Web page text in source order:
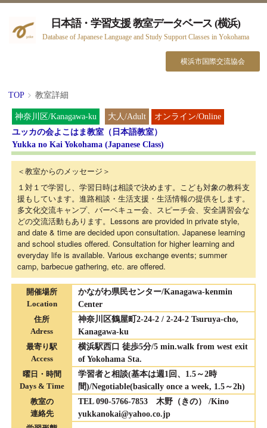
日本語・学習支援 教室データベース (横浜)
Database of Japanese Language and Study Support Classes in Yokohama
横浜市国際交流協会
TOP 教室詳細
神奈川区/Kanagawa-ku 大人/Adult
オンライン/Online
ユッカの会よこはま教室（日本語教室）
Yukka no Kai Yokohama (Japanese Class)
＜教室からのメッセージ＞
１対１で学習し、学習日時は相談で決めます。こども対象の教科支
援もしています。進路相談・生活支援・生活情報の提供をします。
多文化交流キャンプ、バーベキュー会、スピーチ会、安全講習会な
どの交流活動もあります。Lessons are provided in private style,
and date & time are decided upon consultation. Japanese learning
and school studies offered. Consultation for higher learning and
everyday life is available. Various exchange events; summer
camp, barbecue gathering, etc. are offered.
開催場所
Location
かながわ県民センター/Kanagawa-kenmin
Center
住所
Adress
神奈川区鶴屋町2-24-2 / 2-24-2 Tsuruya-cho,
Kanagawa-ku
最寄り駅
Access
横浜駅西口 徒歩5分/5 min.walk from west exit
of Yokohama Sta.
曜日・時間
Days & Time
学習者と相談(基本は週1回、1.5～2時
間)/Negotiable(basically once a week, 1.5～2h)
教室の
連絡先
TEL 090-5766-7853 木野（きの） /Kino
yukkanokai@yahoo.co.jp